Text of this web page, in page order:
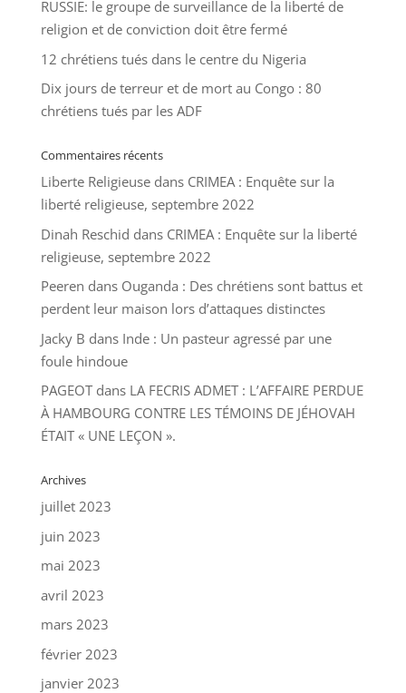
RUSSIE: le groupe de surveillance de la liberté de
religion et de conviction doit être fermé
12 chrétiens tués dans le centre du Nigeria
Dix jours de terreur et de mort au Congo : 80
chrétiens tués par les ADF
Commentaires récents
Liberte Religieusedans CRIMEA : Enquête sur la
liberté religieuse, septembre 2022
Dinah Reschid dans CRIMEA : Enquête sur la liberté
religieuse, septembre 2022
Peeren dans Ouganda : Des chrétiens sont battus et
perdent leur maison lors d’attaques distinctes
Jacky B dans Inde : Un pasteur agressé par une
foule hindoue
PAGEOTdans LA FECRIS ADMET : L’AFFAIRE PERDUE
À HAMBOURG CONTRE LES TÉMOINS DE JÉHOVAH
ÉTAIT « UNE LEÇON ».
Archives
juillet 2023
juin 2023
mai 2023
avril 2023
mars 2023
février 2023
janvier 2023